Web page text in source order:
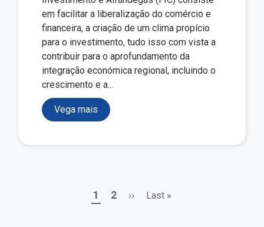
em facilitar a liberalização do comércio e
financeira, a criação de um clima propício
para o investimento, tudo isso com vista a
contribuir para o aprofundamento da
integração económica regional, incluindo o
crescimento e a...
Vega mais
Page
1 Page
2
Next
››
Last
Last »